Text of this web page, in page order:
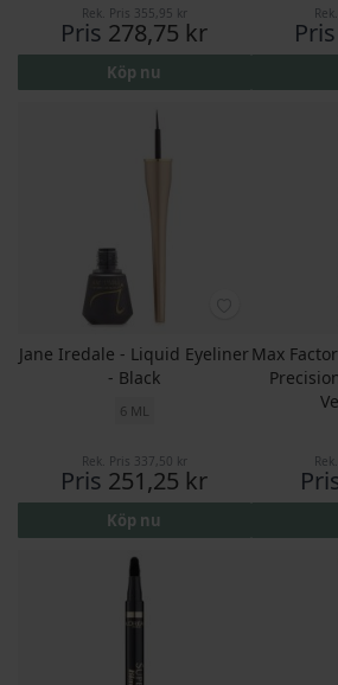
Rek. Pris 355,95 kr
Pris 278,75 kr
Köp nu
Pris
Jane Iredale - Liquid Eyeliner
- Black
6 ML
Rek. Pris 337,50 kr
Pris 251,25 kr
Köp nu
Max